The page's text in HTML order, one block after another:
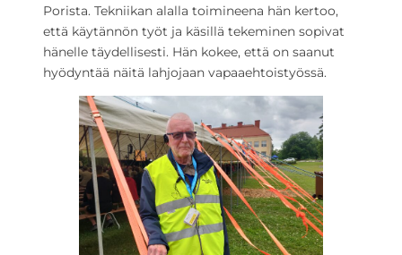
Porista. Tekniikan alalla toimineena hän kertoo,
että käytännön työt ja käsillä tekeminen sopivat
hänelle täydellisesti. Hän kokee, että on saanut
hyödyntää näitä lahjojaan vapaaehtoistyössä.